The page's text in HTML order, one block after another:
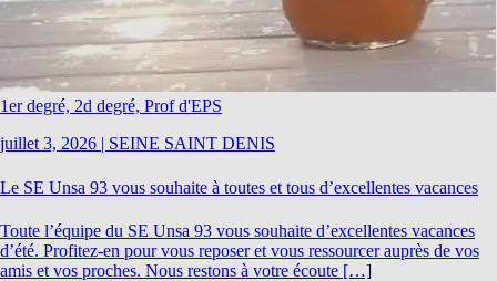
1er degré, 2d degré, Prof d'EPS
juillet 3, 2026 | SEINE SAINT DENIS
Le SE Unsa 93 vous souhaite à toutes et tous d’excellentes vacances
Toute l’équipe du SE Unsa 93 vous souhaite d’excellentes vacances
d’été. Profitez-en pour vous reposer et vous ressourcer auprès de vos
amis et vos proches. Nous restons à votre écoute […]